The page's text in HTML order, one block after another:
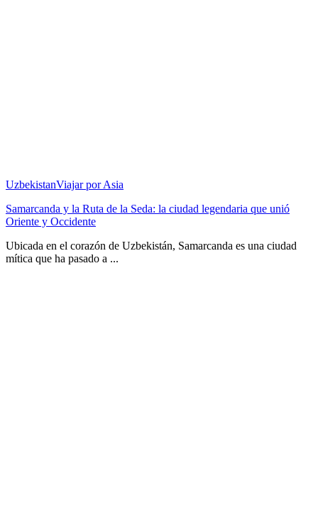
UzbekistanViajar por Asia
Samarcanda y la Ruta de la Seda: la ciudad legendaria que unió
Oriente y Occidente
Ubicada en el corazón de Uzbekistán, Samarcanda es una ciudad
mítica que ha pasado a ...